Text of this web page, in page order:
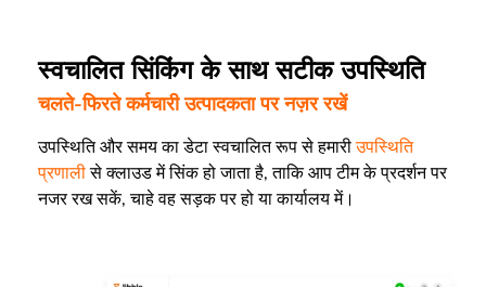
स्वचालित सिंकिंग के साथ सटीक उपस्थिति
चलते-फिरते कर्मचारी उत्पादकता पर नज़र रखें
उपस्थिति और समय का डेटा स्वचालित रूप से हमारीउपस्थिति
प्रणालीसे क्लाउड में सिंक हो जाता है, ताकि आप टीम के प्रदर्शन पर
नजर रख सकें, चाहे वह सड़क पर हो या कार्यालय में।